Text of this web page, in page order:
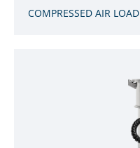
COMPRESSED AIR